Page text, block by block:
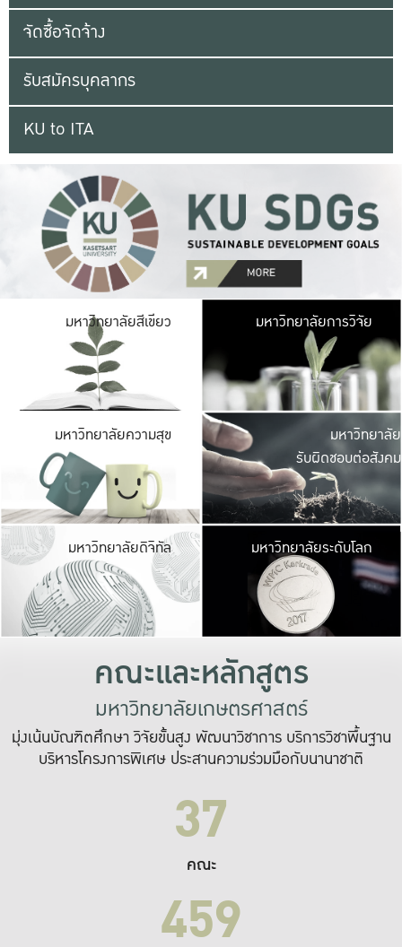
จัดซื้อจัดจ้าง
รับสมัครบุคลากร
KU to ITA
มหาวิทยาลัยสีเขียว มหาวิ
มีพื้นที่เขียวสดใส
เป็นป่าในเมือง เกษต
มหาวิทยาลัยการวิจัย
มหาวิทยาลัยความสุข มหาวิ
ค
เปิดประ
และพบเรื่องราวใ
มหาวิทยาลัย
รับผิดชอบต่อสังคม
มหาวิทยาลัยดิจิทัล มหาวิ
เปลี่ยนแปลง แล
เพื่อทำง
ระบบสารสนเทศ
มหาวิทยาลัยระดับโลก
คณะและหลักสูตร
มหาวิทยาลัยเกษตรศาสตร์
มุ่งเน้นบัณฑิตศึกษา วิจัยขั้นสูง พัฒนาวิชาการ บริการวิชาพื้นฐาน
บริหารโครงการพิเศษ ประสานความร่วมมือกับนานาชาติ
37
คณะ
459